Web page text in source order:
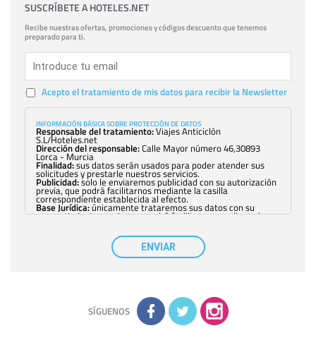
SUSCRÍBETE A HOTELES.NET
Recibe nuestras ofertas, promociones y códigos descuento que tenemos
preparado para ti.
Acepto el tratamiento de mis datos para recibir la Newsletter
INFORMACIÓN BÁSICA SOBRE PROTECCIÓN DE DATOS
Responsable del tratamiento:Viajes Anticiclón
S.L/Hoteles.net
Dirección del responsable:Calle Mayor número 46,30893
Lorca - Murcia
Finalidad:sus datos serán usados para poder atender sus
solicitudes y prestarle nuestros servicios.
Publicidad:solo le enviaremos publicidad con su autorización
previa, que podrá facilitarnos mediante la casilla
correspondiente establecida al efecto.
Base Jurídica:únicamente trataremos sus datos con su
consentimiento previo, que podrá facilitarnos mediante la
con carácter general, sólo el personal de
nuestra entidad que esté debidamente autorizado podrá
tener conocimiento de la información que le pedimos. No se
comunicarán datos a terceros.
adicional y detallada sobre cómo tratamos sus datos en la
política de privacidad
ENVIAR
SÍGUENOS